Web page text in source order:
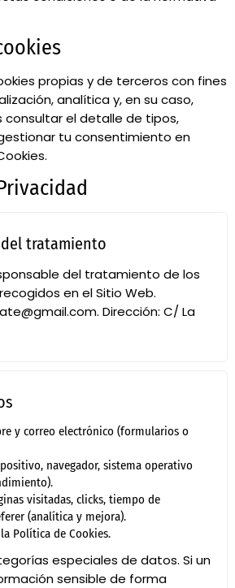
propias y de terceros con fines
analítica y, en su caso,
consultar el detalle de tipos,
tu consentimiento en
.
del tratamiento
del tratamiento de los
en el Sitio Web.
. Dirección: C/ La
y correo electrónico (formularios o
navegador, sistema operativo
visitadas, clicks, tiempo de
(analítica y mejora).
Política de Cookies.
especiales de datos. Si un
sensible de forma